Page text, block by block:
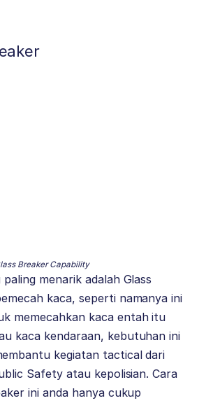
Breaker Capability
menarik adalah Glass
kaca, seperti namanya ini
memecahkan kaca entah itu
kaca kendaraan, kebutuhan ini
kegiatan tactical dari
Safety atau kepolisian. Cara
ini anda hanya cukup